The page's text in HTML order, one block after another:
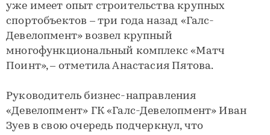
уже имеет опыт строительства крупных
спортобъектов – три года назад «Галс-
Девелопмент» возвел крупный
многофункциональный комплекс «Матч
Поинт», – отметила Анастасия Пятова.
Руководитель бизнес-направления
«Девелопмент» ГК «Галс-Девелопмент» Иван
Зуев в свою очередь подчеркнул, что